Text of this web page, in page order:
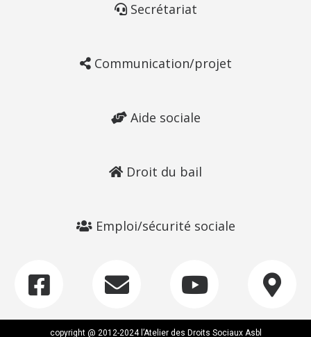
Secrétariat
Communication/projet
Aide sociale
Droit du bail
Emploi/sécurité sociale
copyright @ 2012-2024 l’Atelier des Droits Sociaux Asbl